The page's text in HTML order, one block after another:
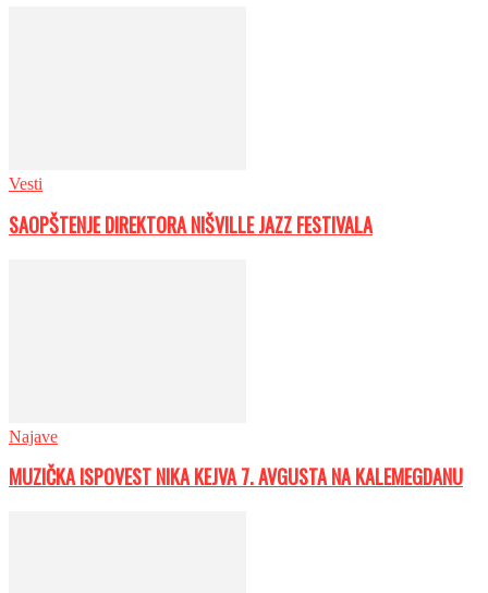
Vesti
SAOPŠTENJE DIREKTORA NIŠVILLE JAZZ FESTIVALA
Najave
MUZIČKA ISPOVEST NIKA KEJVA 7. AVGUSTA NA KALEMEGDANU